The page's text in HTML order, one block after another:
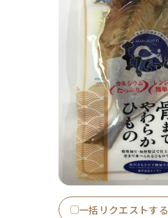
一括リクエストする